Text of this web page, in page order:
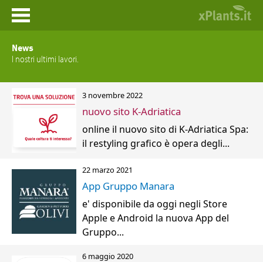
Home
Prodotti
Portfolio
Contatti
News
I nostri ultimi lavori.
3 novembre 2022
nuovo sito K-Adriatica
online il nuovo sito di K-Adriatica Spa:
il restyling grafico è opera degli...
22 marzo 2021
App Gruppo Manara
e' disponibile da oggi negli Store
Apple e Android la nuova App del
Gruppo...
6 maggio 2020